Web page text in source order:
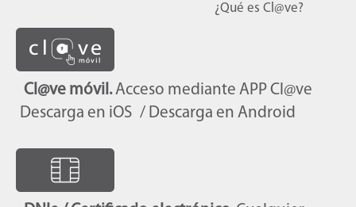
¿Qué es Cl@ve?
Cl@ve móvil.Acceso mediante APP Cl@ve
Descarga en iOS / Descarga en Android